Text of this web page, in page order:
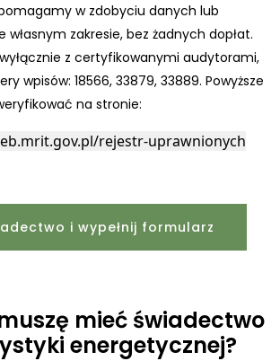
w zdobyciu danych lub
własnym zakresie, bez żadnych dopłat.
z certyfikowanymi audytorami,
wpisów: 18566, 33879, 33889. Powyższe
na stronie:
rejestr-uprawnionych
i wypełnij formularz
mieć świadectwo
energetycznej?